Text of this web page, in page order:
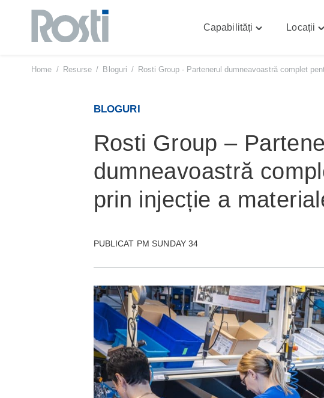
Sari
Capabilități Locații
Home / Resurse / Bloguri / Rosti Group - Partenerul dumneavoastră complet
BLOGURI
Rosti Group –
dumneavoastră
prin injecție a
PUBLICAT PM SUNDAY 34